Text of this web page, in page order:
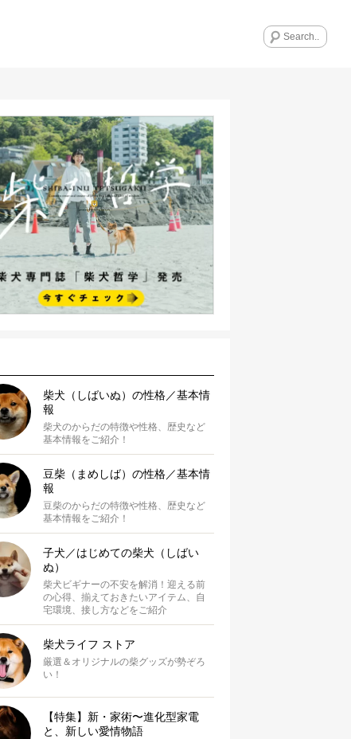
柴犬（しばいぬ）の性格／基本情
報
柴犬のからだの特徴や性格、歴史など
基本情報をご紹介！
豆柴（まめしば）の性格／基本情
報
豆柴のからだの特徴や性格、歴史など
基本情報をご紹介！
子犬／はじめての柴犬（しばい
ぬ）
柴犬ビギナーの不安を解消！迎える前
の心得、揃えておきたいアイテム、自
宅環境、接し方などをご紹介
柴犬ライフ ストア
厳選＆オリジナルの柴グッズが勢ぞろ
い！
【特集】新・家術〜進化型家電
と、新しい愛情物語